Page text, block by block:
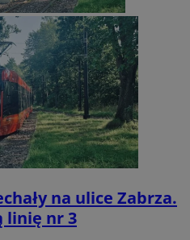
na ulice Zabrza.
linię nr 3